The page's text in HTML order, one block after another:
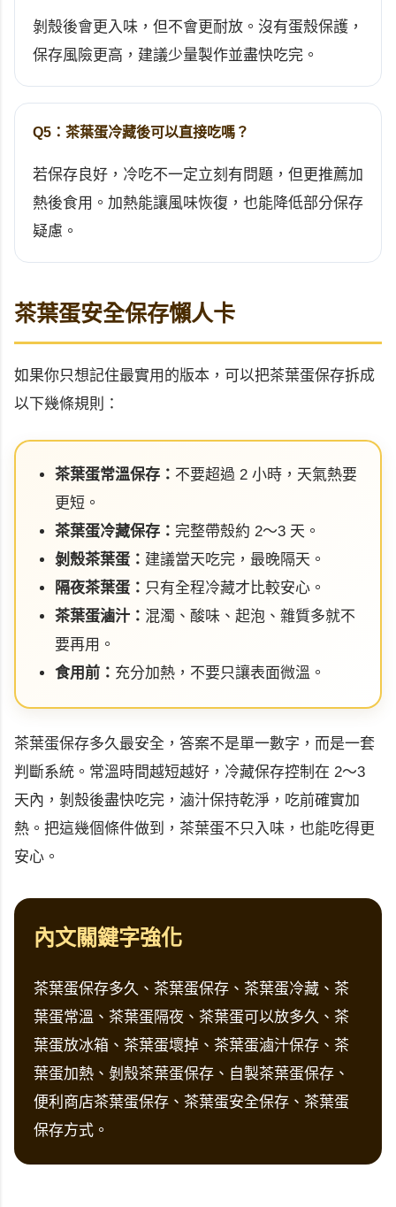
剝殼後會更入味，但不會更耐放。沒有蛋殼保護，
保存風險更高，建議少量製作並盡快吃完。
Q5：茶葉蛋冷藏後可以直接吃嗎？
若保存良好，冷吃不一定立刻有問題，但更推薦加
熱後食用。加熱能讓風味恢復，也能降低部分保存
疑慮。
茶葉蛋安全保存懶人卡
如果你只想記住最實用的版本，可以把茶葉蛋保存拆成
以下幾條規則：
茶葉蛋常溫保存： 不要超過 2 小時，天氣熱要
更短。
茶葉蛋冷藏保存： 完整帶殼約 2～3 天。
剝殼茶葉蛋： 建議當天吃完，最晚隔天。
隔夜茶葉蛋： 只有全程冷藏才比較安心。
茶葉蛋滷汁： 混濁、酸味、起泡、雜質多就不
要再用。
食用前： 充分加熱，不要只讓表面微溫。
茶葉蛋保存多久最安全，答案不是單一數字，而是一套
判斷系統。常溫時間越短越好，冷藏保存控制在 2～3
天內，剝殼後盡快吃完，滷汁保持乾淨，吃前確實加
熱。把這幾個條件做到，茶葉蛋不只入味，也能吃得更
安心。
內文關鍵字強化
茶葉蛋保存多久、茶葉蛋保存、茶葉蛋冷藏、茶
葉蛋常溫、茶葉蛋隔夜、茶葉蛋可以放多久、茶
葉蛋放冰箱、茶葉蛋壞掉、茶葉蛋滷汁保存、茶
葉蛋加熱、剝殼茶葉蛋保存、自製茶葉蛋保存、
便利商店茶葉蛋保存、茶葉蛋安全保存、茶葉蛋
保存方式。